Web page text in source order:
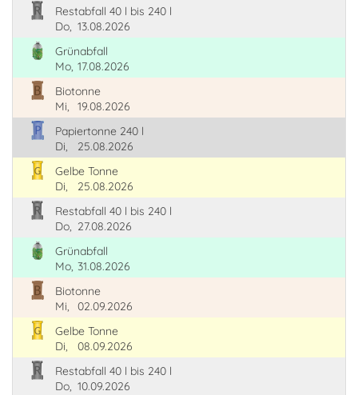
Restabfall 40 l bis 240 l
Do, 13.08.2026
Grünabfall
Mo, 17.08.2026
Biotonne
Mi,
19.08.2026
Papiertonne 240 l
Di,
25.08.2026
Gelbe Tonne
Di,
25.08.2026
Restabfall 40 l bis 240 l
Do, 27.08.2026
Grünabfall
Mo, 31.08.2026
Biotonne
Mi,
02.09.2026
Gelbe Tonne
Di,
08.09.2026
Restabfall 40 l bis 240 l
Do, 10.09.2026